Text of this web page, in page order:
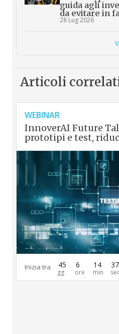
guida agli
da evitare in
28 Lug 2026
Articoli
WEBINAR
InnoverAI Future
prototipi e test,
Inizia tra 45 6 14 36